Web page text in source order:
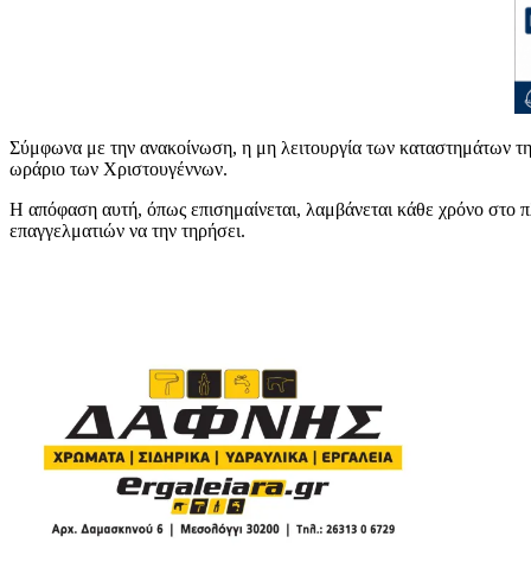
Σύμφωνα με την ανακοίνωση, η μη λειτουργία των καταστημάτων
ωράριο των Χριστουγέννων.
Η απόφαση αυτή, όπως επισημαίνεται, λαμβάνεται κάθε χρόνο στο
επαγγελματιών να την τηρήσει.